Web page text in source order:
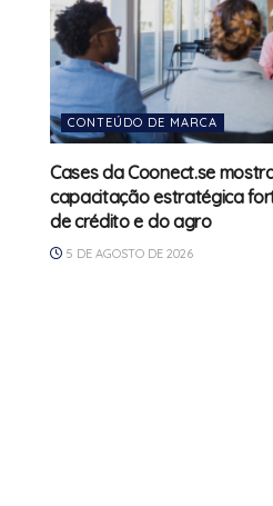
CONTEÚDO DE MARCA
Cases da Coonect.se
capacitação estratégica
de crédito e do agro
5 DE AGOSTO DE 2026